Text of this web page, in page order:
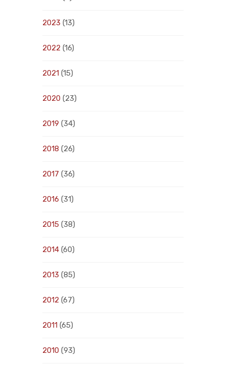
2023 (13)
2022 (16)
2021 (15)
2020 (23)
2019 (34)
2018 (26)
2017 (36)
2016 (31)
2015 (38)
2014 (60)
2013 (85)
2012 (67)
2011 (65)
2010 (93)